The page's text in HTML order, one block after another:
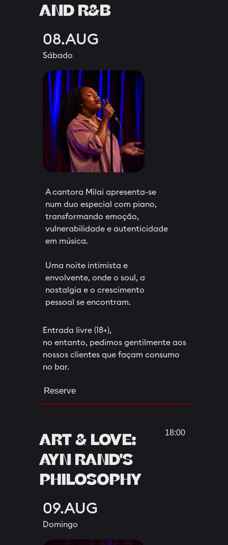
Entrada livre (18+),
no entanto, pedimos gentilmente aos
nossos clientes que façam consumo
no bar.
Sábado
A cantora Milai apresenta-se
num duo especial com piano,
transformando emoção,
vulnerabilidade e autenticidade
em música.
Uma noite intimista e
envolvente, onde o soul, a
nostalgia e o crescimento
pessoal se encontram.
Reserve
08.AUG
AND R&B
Domingo
18:00
09.AUG
ART & LOVE:
AYN RAND'S
PHILOSOPHY